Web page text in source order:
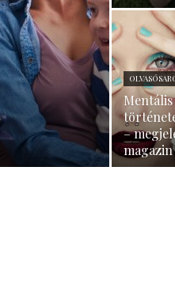
minden
ami
Mentális
–
magazin